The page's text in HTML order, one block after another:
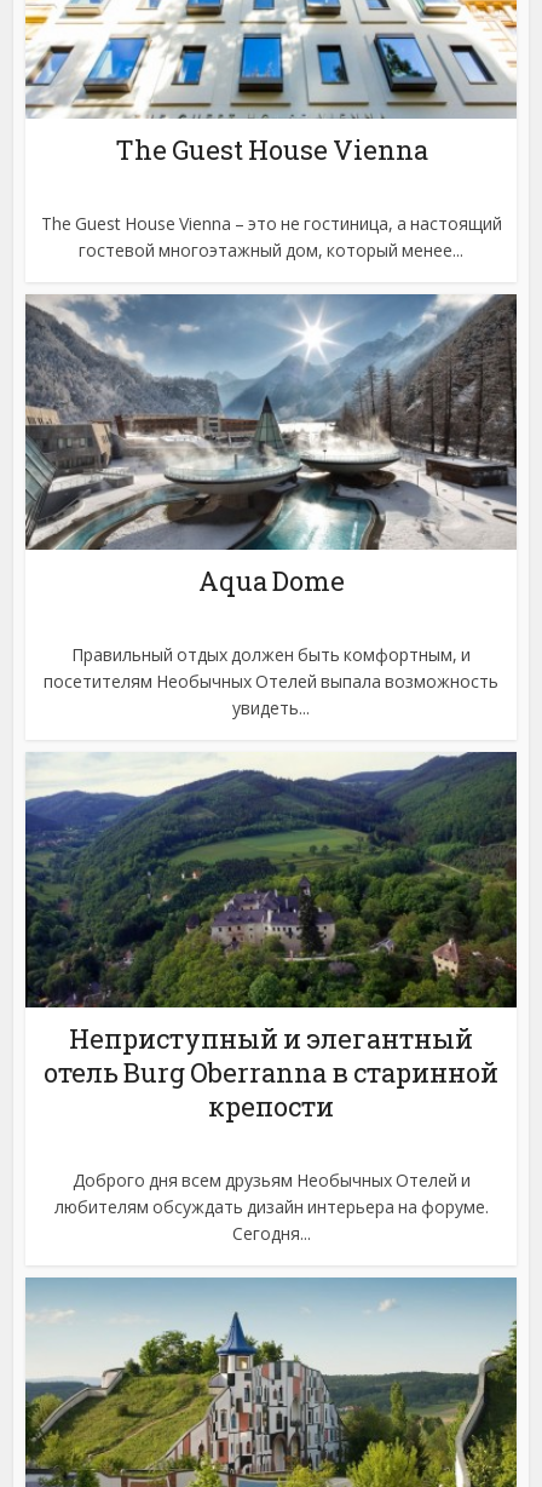
The Guest House Vienna
The Guest House Vienna – это не гостиница, а настоящий
гостевой многоэтажный дом, который менее...
Aqua Dome
Правильный отдых должен быть комфортным, и
посетителям Необычных Отелей выпала возможность
увидеть...
Неприступный и элегантный
отель Burg Oberranna в старинной
крепости
Доброго дня всем друзьям Необычных Отелей и
любителям обсуждать дизайн интерьера на форуме.
Сегодня...